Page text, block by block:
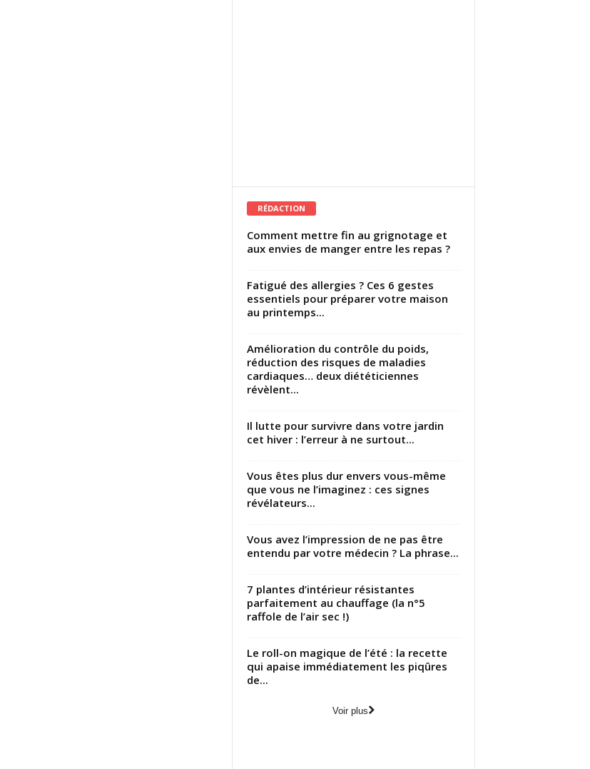
RÉDACTION
Comment mettre fin au grignotage et
aux envies de manger entre les repas ?
Fatigué des allergies ? Ces 6 gestes
essentiels pour préparer votre maison
au printemps...
Amélioration du contrôle du poids,
réduction des risques de maladies
cardiaques… deux diététiciennes
révèlent...
Il lutte pour survivre dans votre jardin
cet hiver : l’erreur à ne surtout...
Vous êtes plus dur envers vous-même
que vous ne l’imaginez : ces signes
révélateurs...
Vous avez l’impression de ne pas être
entendu par votre médecin ? La phrase...
7 plantes d’intérieur résistantes
parfaitement au chauffage (la n°5
raffole de l’air sec !)
Le roll-on magique de l’été : la recette
qui apaise immédiatement les piqûres
de...
Voir plus